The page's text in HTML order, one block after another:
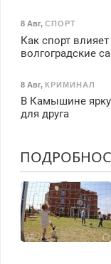
8 Авг, СПОРТ
Как спорт
волгоградские
8 Авг, КРИМИНАЛ
В Камышине
для друга